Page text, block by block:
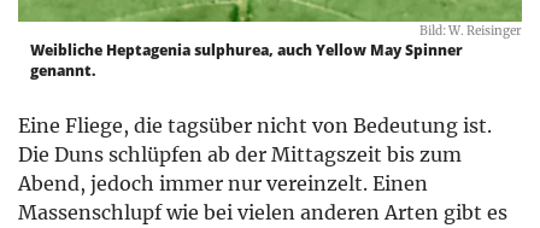
Bild: W. Reisinger
Weibliche Heptagenia sulphurea, auch Yellow May Spinner
genannt.
Eine Fliege, die tagsüber nicht von Bedeutung ist.
Die Duns schlüpfen ab der Mittagszeit bis zum
Abend, jedoch immer nur vereinzelt. Einen
Massenschlupf wie bei vielen anderen Arten gibt es